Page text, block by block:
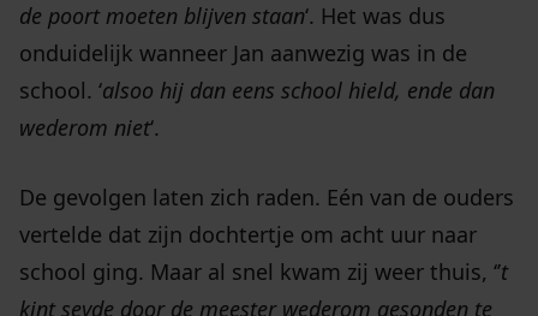
de poort moeten blijven staan‘. Het was dus
onduidelijk wanneer Jan aanwezig was in de
school. ‘alsoo hij dan eens school hield, ende dan
wederom niet‘.
De gevolgen laten zich raden. Eén van de ouders
vertelde dat zijn dochtertje om acht uur naar
school ging. Maar al snel kwam zij weer thuis, ‘’t
kint seyde door de meester wederom gesonden te